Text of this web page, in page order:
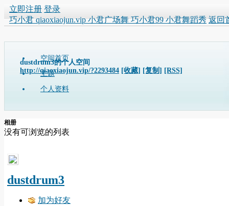
立即注册 登录
巧小君 qiaoxiaojun.vip 小君广场舞 巧小君99 小君舞蹈秀 返回
dustdrum3的个人空间
http://qiaoxiaojun.vip/?2293484 [收藏] [复制] [RSS]
空间首页
主题
个人资料
相册
没有可浏览的列表
dustdrum3
加为好友